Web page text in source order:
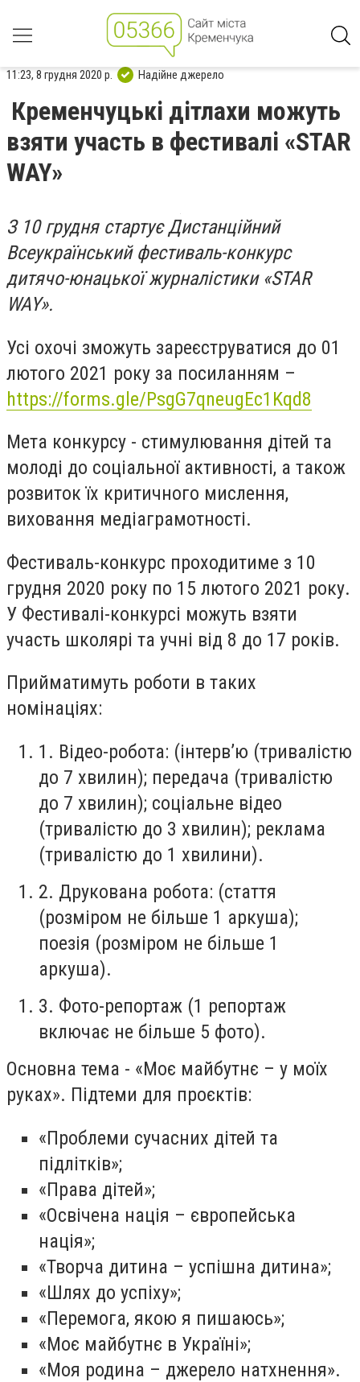
11:23, 8 грудня 2020 р. Надійне джерело
Кременчуцькі дітлахи можуть
взяти участь в фестивалі «STAR
WAY»
З 10 грудня стартує Дистанційний
Всеукраїнський фестиваль-конкурс
дитячо-юнацької журналістики «STAR
WAY».
Усі охочі зможуть зареєструватися до 01
лютого 2021 року за посиланням –
https://forms.gle/PsgG7qneugEc1Kqd8
Мета конкурсу - стимулювання дітей та
молоді до соціальної активності, а також
розвиток їх критичного мислення,
виховання медіаграмотності.
Фестиваль-конкурс проходитиме з 10
грудня 2020 року по 15 лютого 2021 року.
У Фестивалі-конкурсі можуть взяти
участь школярі та учні від 8 до 17 років.
Прийматимуть роботи в таких
номінаціях:
1. Відео-робота: (інтерв’ю (тривалістю
до 7 хвилин); передача (тривалістю
до 7 хвилин); соціальне відео
(тривалістю до 3 хвилин); реклама
(тривалістю до 1 хвилини).
2. Друкована робота: (стаття
(розміром не більше 1 аркуша);
поезія (розміром не більше 1
аркуша).
3. Фото-репортаж (1 репортаж
включає не більше 5 фото).
Основна тема - «Моє майбутнє – у моїх
руках». Підтеми для проєктів:
«Проблеми сучасних дітей та
підлітків»;
«Права дітей»;
«Освічена нація – європейська
нація»;
«Творча дитина – успішна дитина»;
«Шлях до успіху»;
«Перемога, якою я пишаюсь»;
«Моє майбутнє в Україні»;
«Моя родина – джерело натхнення».